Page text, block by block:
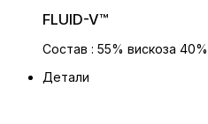
FLUID-V™
Состав : 55% вискоза
Детали